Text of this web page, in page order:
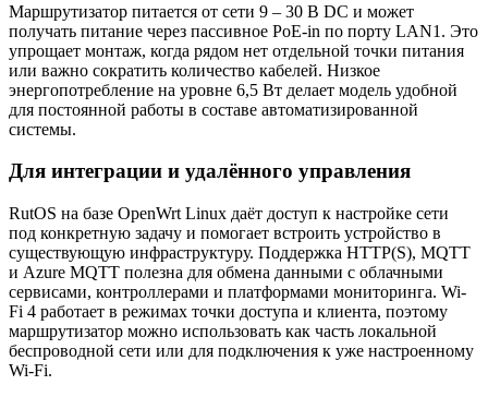
Маршрутизатор питается от сети 9 – 30 В DC и может
получать питание через пассивное PoE-in по порту LAN1. Это
упрощает монтаж, когда рядом нет отдельной точки питания
или важно сократить количество кабелей. Низкое
энергопотребление на уровне 6,5 Вт делает модель удобной
для постоянной работы в составе автоматизированной
системы.
Для интеграции и удалённого управления
RutOS на базе OpenWrt Linux даёт доступ к настройке сети
под конкретную задачу и помогает встроить устройство в
существующую инфраструктуру. Поддержка HTTP(S), MQTT
и Azure MQTT полезна для обмена данными с облачными
сервисами, контроллерами и платформами мониторинга. Wi-
Fi 4 работает в режимах точки доступа и клиента, поэтому
маршрутизатор можно использовать как часть локальной
беспроводной сети или для подключения к уже настроенному
Wi-Fi.